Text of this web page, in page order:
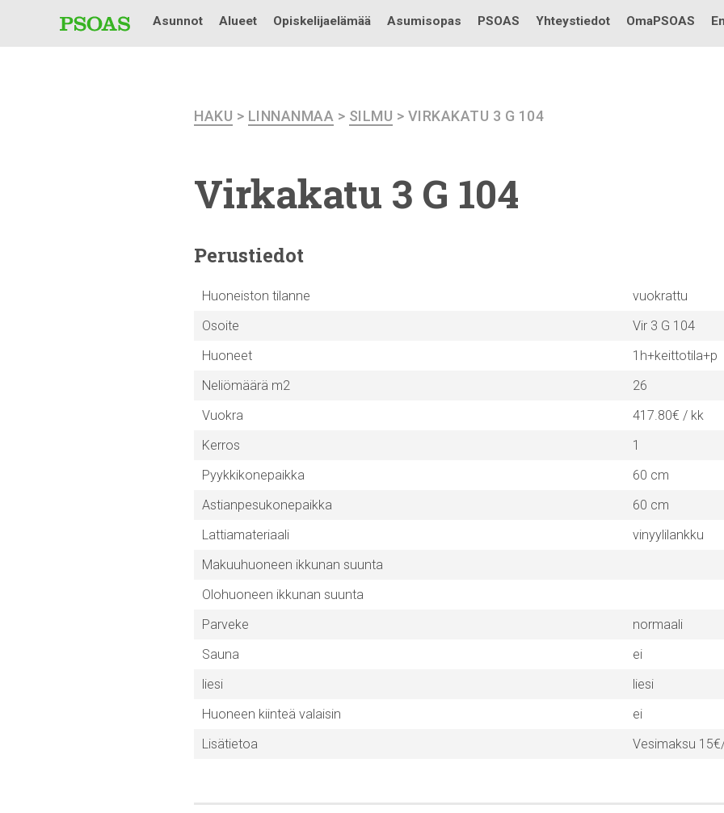
Testi
Asunnot Alueet Opiskelijaelämää Asumisopas PSOAS Yhteystiedot OmaPSOAS
HAKU > LINNANMAA > SILMU > VIRKAKATU 3 G 104
Virkakatu 3 G 104
Perustiedot
Huoneiston tilanne
vuokrattu
Osoite
Vir 3 G 104
Huoneet
1h+keittotila+p
Neliömäärä m2
26
Vuokra
417.80€ / kk
Kerros
1
Pyykkikonepaikka
60 cm
Astianpesukonepaikka
60 cm
Lattiamateriaali
vinyylilankku
Makuuhuoneen ikkunan suunta
Olohuoneen ikkunan suunta
Parveke
normaali
Sauna
ei
liesi
liesi
Huoneen kiinteä valaisin
ei
Lisätietoa
Vesimaksu